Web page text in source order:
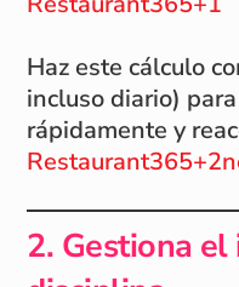
Haz este cálculo
incluso diario)
rápidamente y
2. Gestiona